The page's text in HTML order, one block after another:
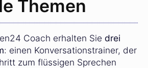
Themen
Coach erhalten Sie drei
: einen Konversationstrainer, der
zum flüssigen Sprechen